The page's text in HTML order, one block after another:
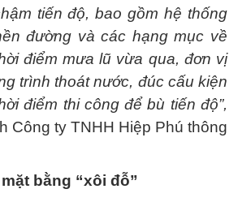
tiến độ, bao gồm hệ thống
đường và các hạng mục về
điểm mưa lũ vừa qua, đơn vị
trình thoát nước, đúc cấu kiện
điểm thi công để bù tiến độ”,
Công ty TNHH Hiệp Phú thông
bằng “xôi đỗ”